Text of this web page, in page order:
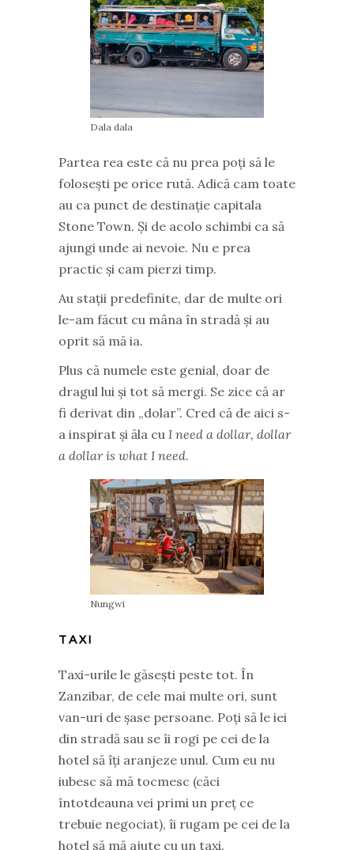
Dala dala
Partea rea este că nu prea poți să le
folosești pe orice rută. Adică cam toate
au ca punct de destinație capitala
Stone Town. Și de acolo schimbi ca să
ajungi unde ai nevoie. Nu e prea
practic și cam pierzi timp.
Au stații predefinite, dar de multe ori
le-am făcut cu mâna în stradă și au
oprit să mă ia.
Plus că numele este genial, doar de
dragul lui și tot să mergi. Se zice că ar
fi derivat din „dolar”. Cred că de aici s-
a inspirat și ăla cu I need a dollar, dollar
a dollar is what I need.
Nungwi
TAXI
Taxi-urile le găsești peste tot. În
Zanzibar, de cele mai multe ori, sunt
van-uri de șase persoane. Poți să le iei
din stradă sau se îi rogi pe cei de la
hotel să îți aranjeze unul. Cum eu nu
iubesc să mă tocmesc (căci
întotdeauna vei primi un preț ce
trebuie negociat), îi rugam pe cei de la
hotel să mă ajute cu un taxi.